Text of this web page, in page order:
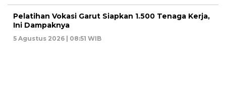
Pelatihan Vokasi Garut Siapkan 1.500 Tenaga Kerja,
Ini Dampaknya
5 Agustus 2026 | 08:51 WIB